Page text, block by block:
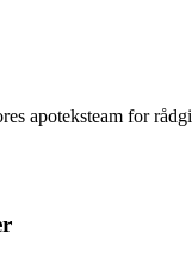
apoteksteam for